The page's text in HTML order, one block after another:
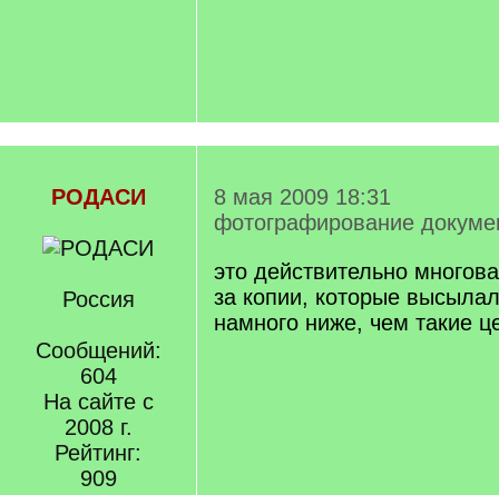
РОДАСИ
Россия
Сообщений:
604
На сайте с
2008 г.
Рейтинг:
909
8 мая 2009 18:31
фотографирование
это действительно
за копии, которые
намного ниже, чем такие